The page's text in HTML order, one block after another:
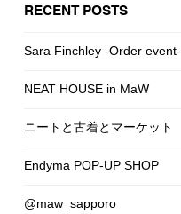
RECENT POSTS
Sara Finchley -Order event-
NEAT HOUSE in MaW
ニートと古着とマーケット
Endyma POP-UP SHOP
@maw_sapporo